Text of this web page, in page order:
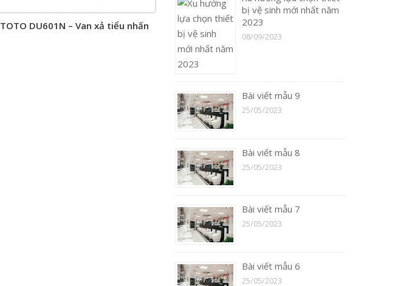
TOTO DU601N – Van xả tiểu nhấn
bị vệ sinh mới nhất năm
2023
08/09/2023
Bài viết mẫu 9
25/05/2023
Bài viết mẫu 8
25/05/2023
Bài viết mẫu 7
25/05/2023
Bài viết mẫu 6
25/05/2023